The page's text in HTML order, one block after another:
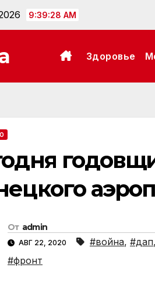
9:39:29 AM
Здоровье
От admin
АВГ 22, 2020 #война, #дап,
#фронт